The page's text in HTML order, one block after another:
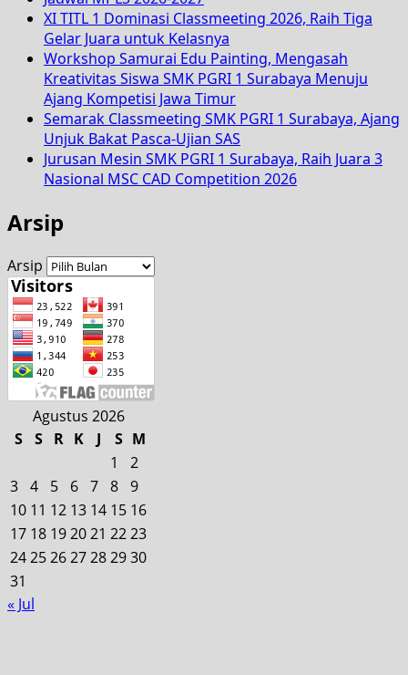
XI TITL 1 Dominasi Classmeeting 2026, Raih Tiga
Gelar Juara untuk Kelasnya
Workshop Samurai Edu Painting, Mengasah
Kreativitas Siswa SMK PGRI 1 Surabaya Menuju
Ajang Kompetisi Jawa Timur
Semarak Classmeeting SMK PGRI 1 Surabaya, Ajang
Unjuk Bakat Pasca-Ujian SAS
Jurusan Mesin SMK PGRI 1 Surabaya, Raih Juara 3
Nasional MSC CAD Competition 2026
Arsip
Arsip
Agustus 2026
S
S R K J S M
1
2
3 4 5 6 7 8 9
10 11 12 13 14 15 16
17 18 192021 2223
24252627282930
31
« Jul